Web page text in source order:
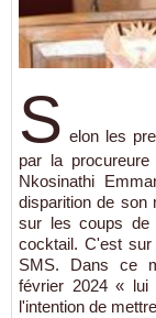
S elon les
par la
Nkosinathi
disparition de son
sur les coups de
cocktail. C'est
SMS. Dans ce
février 2024 « lui
l'intention de